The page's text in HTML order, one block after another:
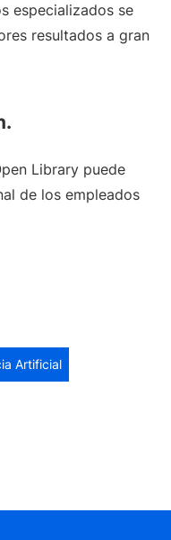
especializados se
resultados a gran
Library puede
de los empleados
Artificial